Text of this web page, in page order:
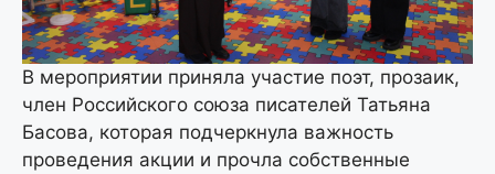
В мероприятии приняла участие поэт, прозаик,
член Российского союза писателей Татьяна
Басова, которая подчеркнула важность
проведения акции и прочла собственные